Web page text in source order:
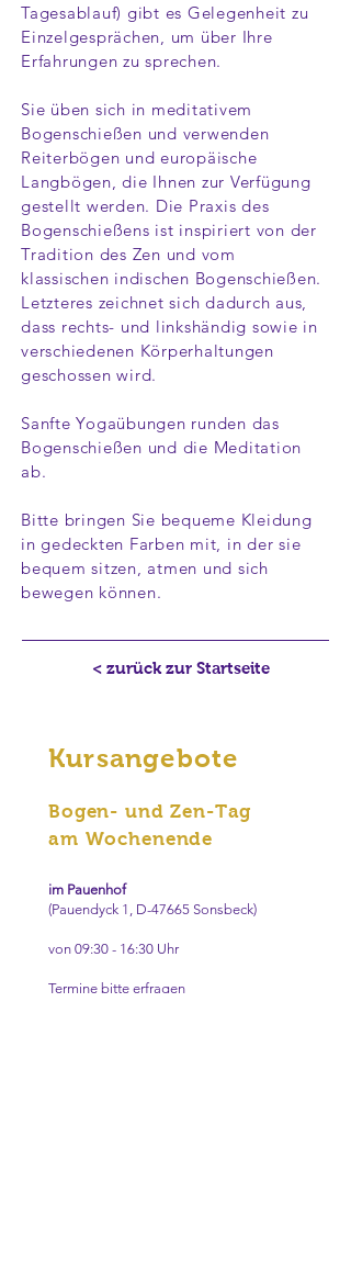
Tagesablauf) gibt es Gelegenheit zu
Einzelgesprächen, um über Ihre
Erfahrungen zu sprechen.
Sie üben sich in meditativem
Bogenschießen und verwenden
Reiterbögen und europäische
Langbögen, die Ihnen zur Verfügung
gestellt werden. Die Praxis des
Bogenschießens ist inspiriert von der
Tradition des Zen und vom
klassischen indischen Bogenschießen.
Letzteres zeichnet sich dadurch aus,
dass rechts- und linkshändig sowie in
verschiedenen Körperhaltungen
geschossen wird.
Sanfte Yogaübungen runden das
Bogenschießen und die Meditation
ab.
Bitte bringen Sie bequeme Kleidung
in gedeckten Farben mit, in der sie
bequem sitzen, atmen und sich
bewegen können.
< zurück zur Startseite
Kursangebote
Bogen- und Zen-Tag
am Wochenende
im Pauenhof
(Pauendyck 1, D-47665 Sonsbeck)
von 09:30 - 16:30 Uhr
Termine bitte erfragen